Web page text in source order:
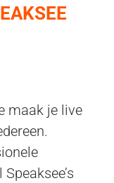
maak je live